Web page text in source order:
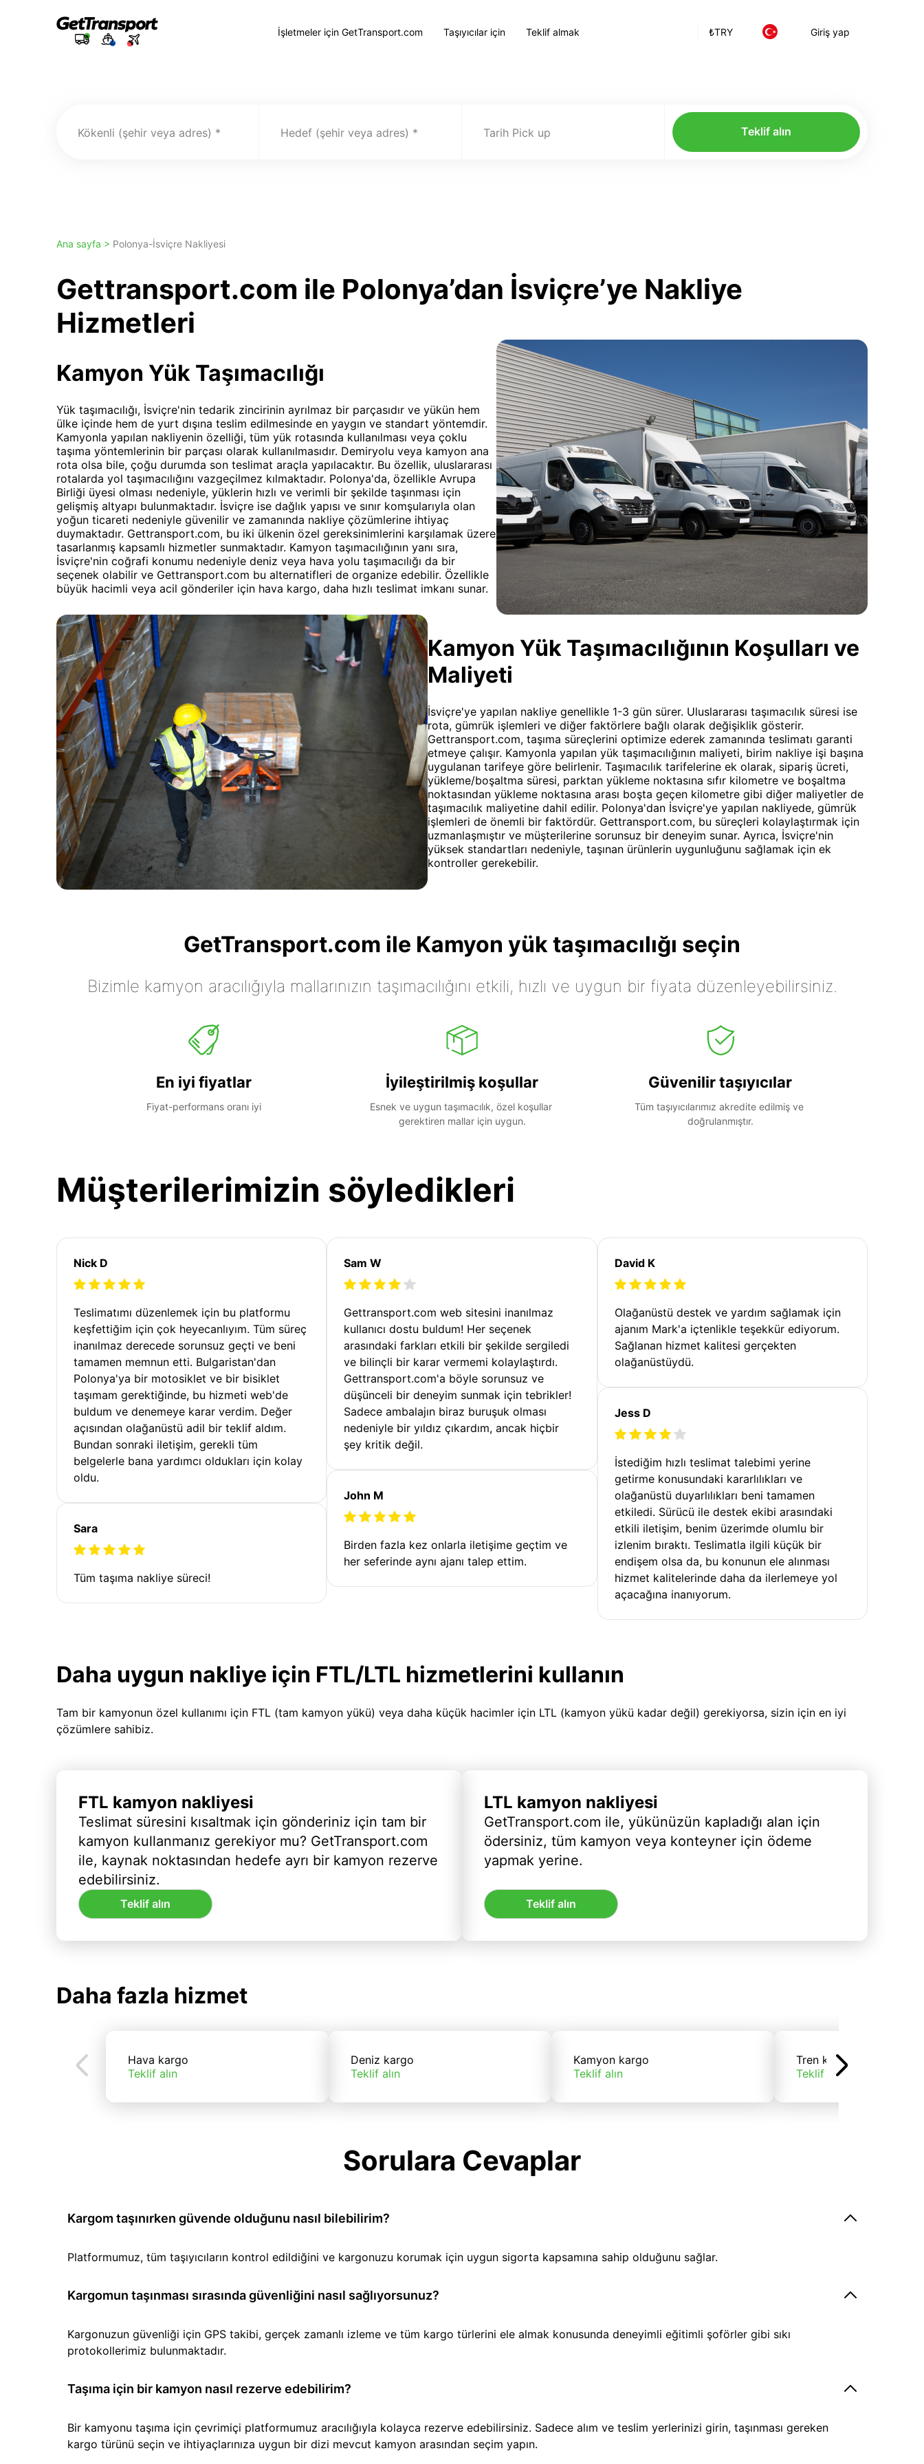
₺TRY Giriş yap
İşletmeler için GetTransport.com Taşıyıcılar için Teklif almak
Kökenli (şehir veya adres) Hedef (şehir veya adres) Tarih Pick up Teklif alın
Ana sayfa > Polonya-İsviçre Nakliyesi
Gettransport.com ile Polonya’dan İsviçre’ye Nakliye
Hizmetleri
Kamyon Yük Taşımacılığı
Yük taşımacılığı, İsviçre'nin tedarik zincirinin ayrılmaz bir parçasıdır ve yükün hem
ülke içinde hem de yurt dışına teslim edilmesinde en yaygın ve standart yöntemdir.
Kamyonla yapılan nakliyenin özelliği, tüm yük rotasında kullanılması veya çoklu
taşıma yöntemlerinin bir parçası olarak kullanılmasıdır. Demiryolu veya kamyon ana
rota olsa bile, çoğu durumda son teslimat araçla yapılacaktır. Bu özellik, uluslararası
rotalarda yol taşımacılığını vazgeçilmez kılmaktadır. Polonya'da, özellikle Avrupa
Birliği üyesi olması nedeniyle, yüklerin hızlı ve verimli bir şekilde taşınması için
gelişmiş altyapı bulunmaktadır. İsviçre ise dağlık yapısı ve sınır komşularıyla olan
yoğun ticareti nedeniyle güvenilir ve zamanında nakliye çözümlerine ihtiyaç
duymaktadır. Gettransport.com, bu iki ülkenin özel gereksinimlerini karşılamak üzere
tasarlanmış kapsamlı hizmetler sunmaktadır. Kamyon taşımacılığının yanı sıra,
İsviçre'nin coğrafi konumu nedeniyle deniz veya hava yolu taşımacılığı da bir
seçenek olabilir ve Gettransport.com bu alternatifleri de organize edebilir. Özellikle
büyük hacimli veya acil gönderiler için hava kargo, daha hızlı teslimat imkanı sunar.
Kamyon Yük Taşımacılığının Koşulları ve
Maliyeti
İsviçre'ye yapılan nakliye genellikle 1-3 gün sürer. Uluslararası taşımacılık süresi ise
rota, gümrük işlemleri ve diğer faktörlere bağlı olarak değişiklik gösterir.
Gettransport.com, taşıma süreçlerini optimize ederek zamanında teslimatı garanti
etmeye çalışır. Kamyonla yapılan yük taşımacılığının maliyeti, birim nakliye işi başına
uygulanan tarifeye göre belirlenir. Taşımacılık tarifelerine ek olarak, sipariş ücreti,
yükleme/boşaltma süresi, parktan yükleme noktasına sıfır kilometre ve boşaltma
noktasından yükleme noktasına arası boşta geçen kilometre gibi diğer maliyetler de
taşımacılık maliyetine dahil edilir. Polonya'dan İsviçre'ye yapılan nakliyede, gümrük
işlemleri de önemli bir faktördür. Gettransport.com, bu süreçleri kolaylaştırmak için
uzmanlaşmıştır ve müşterilerine sorunsuz bir deneyim sunar. Ayrıca, İsviçre'nin
yüksek standartları nedeniyle, taşınan ürünlerin uygunluğunu sağlamak için ek
kontroller gerekebilir.
GetTransport.com ile Kamyon yük taşımacılığı seçin
Bizimle kamyon aracılığıyla mallarınızın taşımacılığını etkili, hızlı ve uygun bir fiyata düzenleyebilirsiniz.
En iyi fiyatlar
Fiyat-performans oranı iyi
İyileştirilmiş koşullar
Esnek ve uygun taşımacılık, özel koşullar
gerektiren mallar için uygun.
Güvenilir taşıyıcılar
Tüm taşıyıcılarımız akredite edilmiş ve
doğrulanmıştır.
Müşterilerimizin söyledikleri
Nick D
Teslimatımı düzenlemek için bu platformu
keşfettiğim için çok heyecanlıyım. Tüm süreç
inanılmaz derecede sorunsuz geçti ve beni
tamamen memnun etti. Bulgaristan'dan
Polonya'ya bir motosiklet ve bir bisiklet
taşımam gerektiğinde, bu hizmeti web'de
buldum ve denemeye karar verdim. Değer
açısından olağanüstü adil bir teklif aldım.
Bundan sonraki iletişim, gerekli tüm
belgelerle bana yardımcı oldukları için kolay
oldu.
Sara
Tüm taşıma nakliye süreci!
Sam W
Gettransport.com web sitesini inanılmaz
kullanıcı dostu buldum! Her seçenek
arasındaki farkları etkili bir şekilde sergiledi
ve bilinçli bir karar vermemi kolaylaştırdı.
Gettransport.com'a böyle sorunsuz ve
düşünceli bir deneyim sunmak için tebrikler!
Sadece ambalajın biraz buruşuk olması
nedeniyle bir yıldız çıkardım, ancak hiçbir
şey kritik değil.
John M
Birden fazla kez onlarla iletişime geçtim ve
her seferinde aynı ajanı talep ettim.
David K
Olağanüstü destek ve yardım sağlamak için
ajanım Mark'a içtenlikle teşekkür ediyorum.
Sağlanan hizmet kalitesi gerçekten
olağanüstüydü.
Jess D
İstediğim hızlı teslimat talebimi yerine
getirme konusundaki kararlılıkları ve
olağanüstü duyarlılıkları beni tamamen
etkiledi. Sürücü ile destek ekibi arasındaki
etkili iletişim, benim üzerimde olumlu bir
izlenim bıraktı. Teslimatla ilgili küçük bir
endişem olsa da, bu konunun ele alınması
hizmet kalitelerinde daha da ilerlemeye yol
açacağına inanıyorum.
Daha uygun nakliye için FTL/LTL hizmetlerini kullanın
Tam bir kamyonun özel kullanımı için FTL (tam kamyon yükü) veya daha küçük hacimler için LTL (kamyon yükü kadar değil) gerekiyorsa, sizin için en iyi
çözümlere sahibiz.
FTL kamyon nakliyesi
Teslimat süresini kısaltmak için gönderiniz için tam bir
kamyon kullanmanız gerekiyor mu? GetTransport.com
ile, kaynak noktasından hedefe ayrı bir kamyon rezerve
edebilirsiniz.
Teklif alın
LTL kamyon nakliyesi
GetTransport.com ile, yükünüzün kapladığı alan için
ödersiniz, tüm kamyon veya konteyner için ödeme
yapmak yerine.
Teklif alın
Daha fazla hizmet
Hava kargo
Teklif alın
Deniz kargo
Teklif alın
Kamyon kargo
Teklif alın
Tren kargo
Teklif alın
Sorulara Cevaplar
Kargom taşınırken güvende olduğunu nasıl bilebilirim?
Platformumuz, tüm taşıyıcıların kontrol edildiğini ve kargonuzu korumak için uygun sigorta kapsamına sahip olduğunu sağlar.
Kargomun taşınması sırasında güvenliğini nasıl sağlıyorsunuz?
Kargonuzun güvenliği için GPS takibi, gerçek zamanlı izleme ve tüm kargo türlerini ele almak konusunda deneyimli eğitimli şoförler gibi sıkı
protokollerimiz bulunmaktadır.
Taşıma için bir kamyon nasıl rezerve edebilirim?
Bir kamyonu taşıma için çevrimiçi platformumuz aracılığıyla kolayca rezerve edebilirsiniz. Sadece alım ve teslim yerlerinizi girin, taşınması gereken
kargo türünü seçin ve ihtiyaçlarınıza uygun bir dizi mevcut kamyon arasından seçim yapın.